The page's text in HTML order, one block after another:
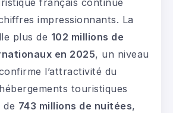
français continue
impressionnants. La
plus de 102 millions de
en 2025, un niveau
l’attractivité du
touristiques
743 millions de nuitées,